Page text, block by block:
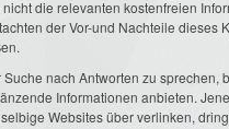
die relevanten kostenfreien
der Vor-und Nachteile dieses
nach Antworten zu sprechen,
Informationen anbieten.
Websites über verlinken,